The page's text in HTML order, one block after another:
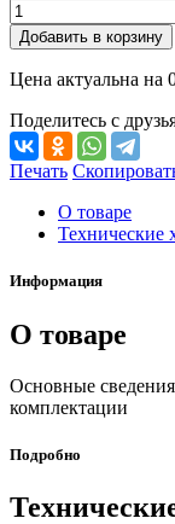
Добавить в корзину
Цена актуальна на
Поделитесь с
Печать
О товаре
Технические
Информация
О товаре
Основные сведения
комплектации
Подробно